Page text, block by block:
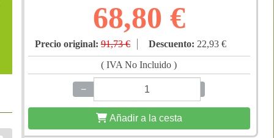
68,80 €
Precio original: 91,73 € Descuento: 22,93 €
( IVA No Incluido )
−
Añadir a la cesta